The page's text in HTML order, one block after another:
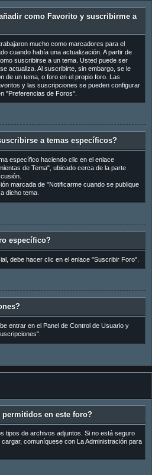
como Favorito y suscribirme a
mucho como marcadores para el
cuando había una actualización. A partir de
suscribirse a un tema. Usted puede ser
actualiza. Al suscribirte, sin embargo, se le
de un tema, o foro en el propio foro. Las
y las suscripciones se pueden configurar
"Preferencias de Foros".
a temas específicos?
específico haciendo clic en el enlace
de Tema", ubicado cerca de la parte
marcada de "Notificarme cuando se publique
dicho tema.
específico?
debe hacer clic en el enlace "Suscribir Foro".
entrar en el Panel de Control de Usuario y
en este foro?
tipos de archivos adjuntos. Si no está seguro
comuníquese con La Administración para